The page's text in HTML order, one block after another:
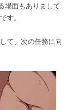
場面もありまして
す。
て、次の任務に向